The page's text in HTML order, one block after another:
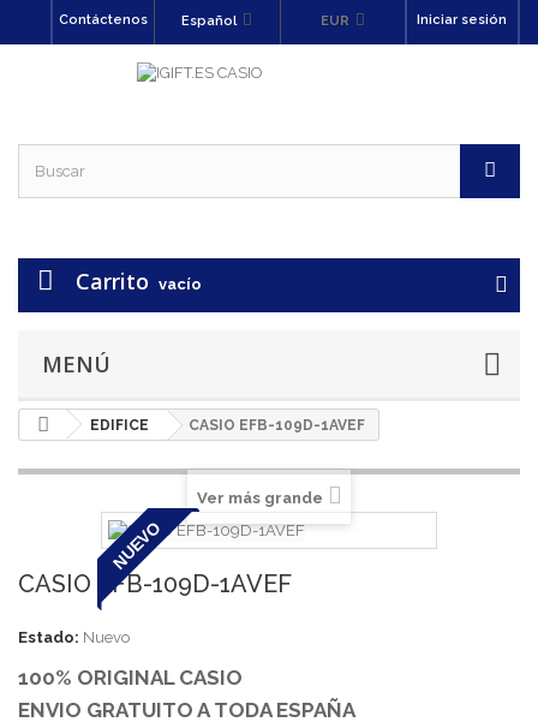
Iniciar sesión
EUR
Español
Contáctenos
Carrito vacío
MENÚ
EDIFICE CASIO EFB-109D-1AVEF
NUEVO
Ver más grande
CASIO EFB-109D-1AVEF
Estado: Nuevo
100% ORIGINAL CASIO
ENVIO GRATUITO A TODA ESPAÑA